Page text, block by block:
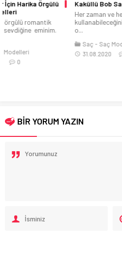
Kaküllü Bob Saç Modelleri
Her zaman ve her yerde
kullanabileceğiniz şık ama bir
o...
Saç Modelleri
31.08.2020
BİR YORUM YAZIN